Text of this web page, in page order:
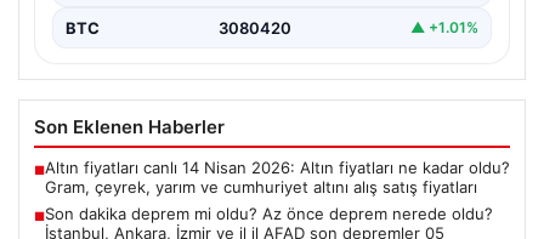
BTC 3080420 ▲ +1.01%
Son Eklenen Haberler
■Altın fiyatları canlı 14 Nisan 2026: Altın fiyatları ne kadar oldu?
Gram, çeyrek, yarım ve cumhuriyet altını alış satış fiyatları
■Son dakika deprem mi oldu? Az önce deprem nerede oldu?
İstanbul, Ankara, İzmir ve il il AFAD son depremler 05